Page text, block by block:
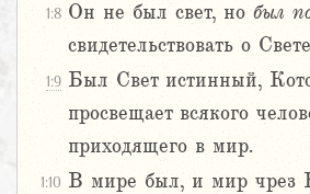
1:8 Он не был свет, но был
свидетельствовать о
1:9 Был Свет истинный,
просвещает всякого
приходящего в мир.
1:10 В мире был, и мир чрез